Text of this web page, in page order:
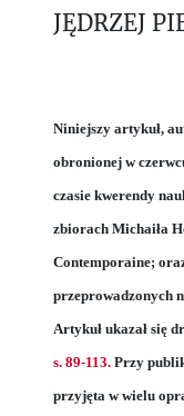
JĘDRZEJ
Niniejszy artykuł,
obronionej w
czasie kwerendy
zbiorach Michaiła
Contemporaine;
przeprowadzonych
Artykuł ukazał się
s. 89-113. Przy
przyjęta w wielu